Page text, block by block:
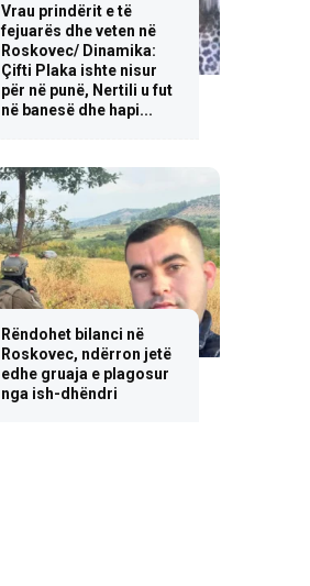
Vrau prindërit e të
fejuarës dhe veten në
Roskovec/ Dinamika:
Çifti Plaka ishte nisur
për në punë, Nertili u fut
në banesë dhe hapi...
Rëndohet bilanci në
Roskovec, ndërron jetë
edhe gruaja e plagosur
nga ish-dhëndri